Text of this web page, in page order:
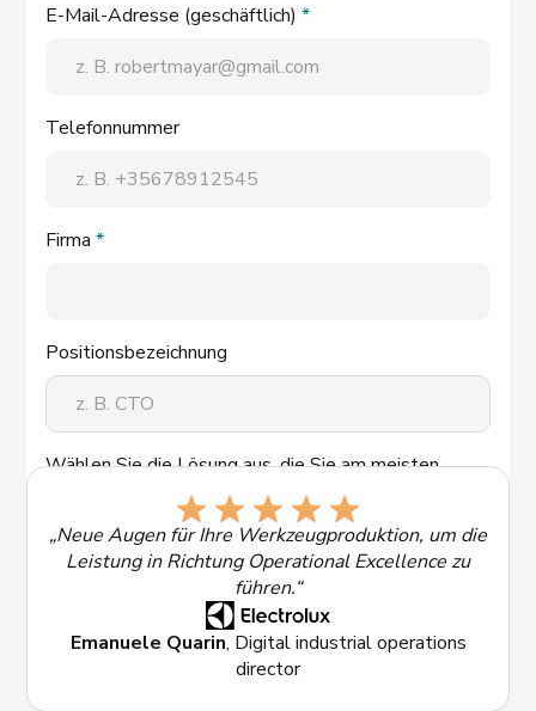
„Neue Augen für Ihre Werkzeugproduktion, um die
Leistung in Richtung Operational Excellence zu
führen.“
Emanuele Quarin, Digital industrial operations
director
E-Mail-Adresse (geschäftlich)*
Telefonnummer
Firma*
Positionsbezeichnung
Wählen Sie die Lösung aus, die Sie am meisten